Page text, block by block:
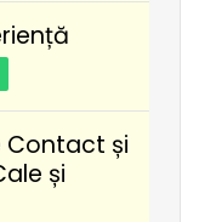
Contact și
și